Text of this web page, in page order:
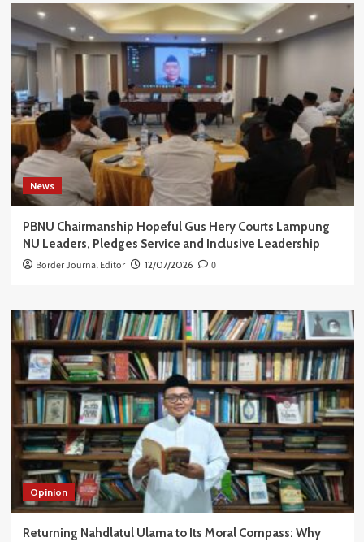
News
PBNU Chairmanship Hopeful Gus Hery Courts Lampung
NU Leaders, Pledges Service and Inclusive Leadership
Border Journal Editor 12/07/2026 0
Opinion
Returning Nahdlatul Ulama to Its Moral Compass: Why